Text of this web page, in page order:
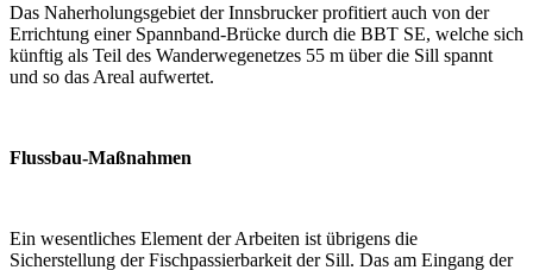
Das Naherholungsgebiet der Innsbrucker profitiert auch von der
Errichtung einer Spannband-Brücke durch die BBT SE, welche sich
künftig als Teil des Wanderwegenetzes 55 m über die Sill spannt
und so das Areal aufwertet.
Flussbau-Maßnahmen
Ein wesentliches Element der Arbeiten ist übrigens die
Sicherstellung der Fischpassierbarkeit der Sill. Das am Eingang der